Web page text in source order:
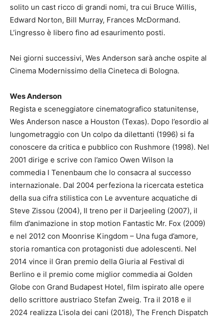
solito un cast ricco di grandi nomi, tra cui Bruce Willis,
Edward Norton, Bill Murray, Frances McDormand.
L’ingresso è libero fino ad esaurimento posti.
Nei giorni successivi, Wes Anderson sarà anche ospite al
Cinema Modernissimo della Cineteca di Bologna.
Wes Anderson
Regista e sceneggiatore cinematografico statunitense,
Wes Anderson nasce a Houston (Texas). Dopo l’esordio al
lungometraggio con Un colpo da dilettanti (1996) si fa
conoscere da critica e pubblico con Rushmore (1998). Nel
2001 dirige e scrive con l’amico Owen Wilson la
commedia I Tenenbaum che lo consacra al successo
internazionale. Dal 2004 perfeziona la ricercata estetica
della sua cifra stilistica con Le avventure acquatiche di
Steve Zissou (2004), Il treno per il Darjeeling (2007), il
film d’animazione in stop motion Fantastic Mr. Fox (2009)
e nel 2012 con Moonrise Kingdom – Una fuga d’amore,
storia romantica con protagonisti due adolescenti. Nel
2014 vince il Gran premio della Giuria al Festival di
Berlino e il premio come miglior commedia ai Golden
Globe con Grand Budapest Hotel, film ispirato alle opere
dello scrittore austriaco Stefan Zweig. Tra il 2018 e il
2024 realizza L’isola dei cani (2018), The French Dispatch